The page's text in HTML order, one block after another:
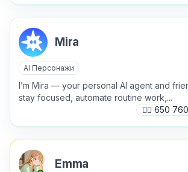
Текст обращения
Хочу получить ответ на
Mira
AI Персонажи
I’m Mira — your personal AI agent and
stay focused, automate routine work,...
🙍‍♂️ 650 760
Emma